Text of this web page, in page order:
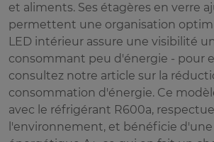
et aliments. Ses étagères en verre
permettent une organisation
LED intérieur assure une visibilité
consommant peu d'énergie - pour
consultez notre article sur la
consommation d'énergie. Ce
avec le réfrigérant R600a,
l'environnement, et bénéficie d'une